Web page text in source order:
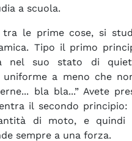
a scuola.
tra le prime cose, si
Tipo il primo
nel suo stato di
a meno che
bla bla...” Avete
il secondo principio:
di moto, e quindi
sempre a una forza.